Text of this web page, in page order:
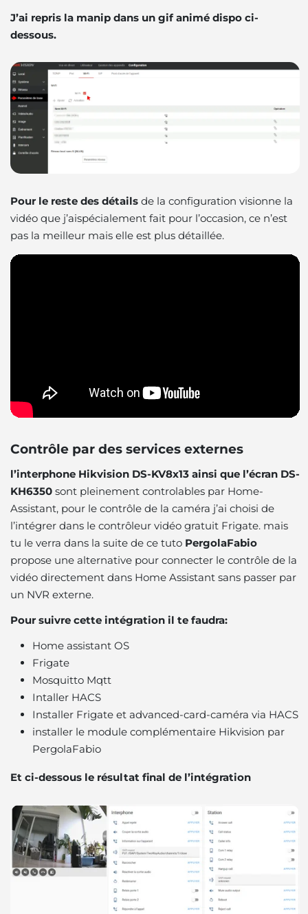
J’ai repris la manip dans un gif animé dispo ci-
dessous.
Pour le reste des détails de la configuration visionne la
vidéo que j’aispécialement fait pour l’occasion, ce n’est
pas la meilleur mais elle est plus détaillée.
Contrôle par des services externes
l’interphone Hikvision DS-KV8x13 ainsi que l’écran DS-
KH6350 sont pleinement controlables par Home-
Assistant, pour le contrôle de la caméra j’ai choisi de
l’intégrer dans le contrôleur vidéo gratuit Frigate. mais
tu le verra dans la suite de ce tuto PergolaFabio
propose une alternative pour connecter le contrôle de la
vidéo directement dans Home Assistant sans passer par
un NVR externe.
Pour suivre cette intégration il te faudra:
Home assistant OS
Frigate
Mosquitto Mqtt
Intaller HACS
Installer Frigate et advanced-card-caméra via HACS
installer le module complémentaire Hikvision par
PergolaFabio
Et ci-dessous le résultat final de l’intégration